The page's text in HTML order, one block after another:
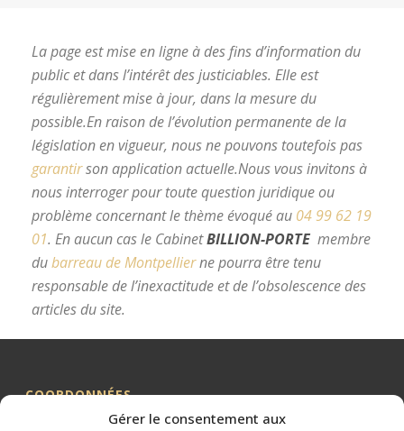
Gérer le consentement aux
La page est mise en ligne à des fins d’information du
public et dans l’intérêt des justiciables. Elle est
régulièrement mise à jour, dans la mesure du
possible.En raison de l’évolution permanente de la
législation en vigueur, nous ne pouvons toutefois pas
garantirson application actuelle.Nous vous invitons à
nous interroger pour toute question juridique ou
problème concernant le thème évoqué au 04 99 62 19
01. En aucun cas le CabinetBILLION-PORTE membre
dubarreau de Montpellierne pourra être tenu
responsable de l’inexactitude et de l’obsolescence des
articles du site.
COORDONNÉES
Me BILLION-PORTE